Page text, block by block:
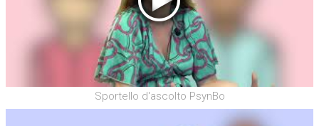
Sportello d'ascolto PsynBo